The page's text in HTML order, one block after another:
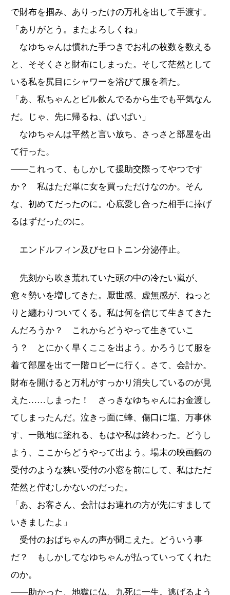
で財布を掴み、ありったけの万札を出して手渡す。
「ありがとう。またよろしくね」
なゆちゃんは慣れた手つきでお札の枚数を数える
と、そそくさと財布にしまった。そして茫然として
いる私を尻目にシャワーを浴びて服を着た。
「あ、私ちゃんとピル飲んでるから生でも平気なん
だ。じゃ、先に帰るね、ばいばい」
なゆちゃんは平然と言い放ち、さっさと部屋を出
て行った。
――これって、もしかして援助交際ってやつです
か？ 私はただ単に女を買っただけなのか。そん
な、初めてだったのに。心底愛し合った相手に捧げ
るはずだったのに。
エンドルフィン及びセロトニン分泌停止。
先刻から吹き荒れていた頭の中の冷たい嵐が、
愈々勢いを増してきた。厭世感、虚無感が、ねっと
りと纏わりついてくる。私は何を信じて生きてきた
んだろうか？ これからどうやって生きていこ
う？ とにかく早くここを出よう。かろうじて服を
着て部屋を出て一階ロビーに行く。さて、会計か。
財布を開けると万札がすっかり消失しているのが見
えた……しまった！ さっきなゆちゃんにお金渡し
てしまったんだ。泣きっ面に蜂、傷口に塩、万事休
す、一敗地に塗れる、もはや私は終わった。どうし
よう、ここからどうやって出よう。場末の映画館の
受付のような狭い受付の小窓を前にして、私はただ
茫然と佇むしかないのだった。
「あ、お客さん、会計はお連れの方が先にすまして
いきましたよ」
受付のおばちゃんの声が聞こえた。どういう事
だ？ もしかしてなゆちゃんが払っていってくれた
のか。
――助かった、地獄に仏、九死に一生。逃げるよう